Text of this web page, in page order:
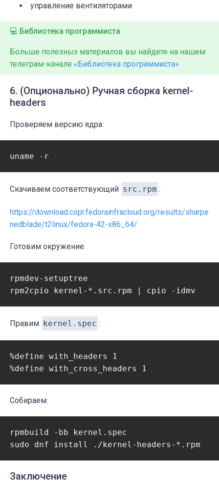
управление вентиляторами
💻 Библиотека программиста
Больше полезных материалов вы найдете на нашем
телеграм-канале «Библиотека программиста»
6. (Опционально) Ручная сборка kernel-
headers
Проверяем версию ядра:
Скачиваем соответствующий src.rpm :
https://download.copr.fedorainfracloud.org/results/sharpe
nedblade/t2linux/fedora-42-x86_64/
Готовим окружение:
rpmdev-setuptree
Правим kernel.spec :
%define with_headers 1
Собираем:
rpmbuild -bb kernel.spec
Заключение